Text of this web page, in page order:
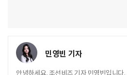
민영빈 기자
안녕하세요. 조선비즈 기자 민영빈입니다.